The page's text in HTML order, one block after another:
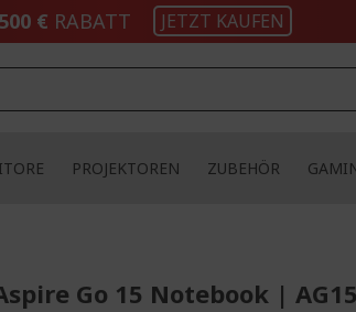
500 € RABATT JETZT KAUFEN
PROJEKTOREN ZUBEHÖR
Go 15 Notebook |